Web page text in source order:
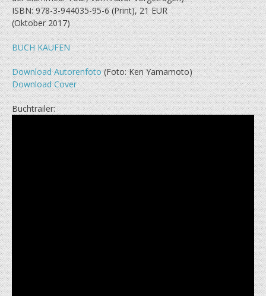
ISBN: 978-3-944035-95-6 (Print), 21 EUR
(Oktober 2017)
BUCH KAUFEN
Download Autorenfoto(Foto: Ken Yamamoto)
Download Cover
Buchtrailer: